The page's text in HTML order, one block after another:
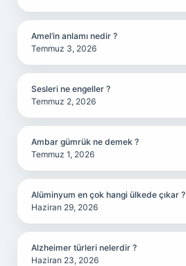
Amel’in anlamı nedir ?
Temmuz 3, 2026
Sesleri ne engeller ?
Temmuz 2, 2026
Ambar gümrük ne demek ?
Temmuz 1, 2026
Alüminyum en çok hangi ülkede çıkar ?
Haziran 29, 2026
Alzheimer türleri nelerdir ?
Haziran 23, 2026